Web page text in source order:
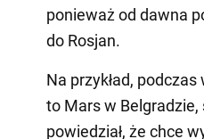
ponieważ od dawna
do Rosjan.
Na przykład,
to Mars w Belgradzie,
powiedział, że chce